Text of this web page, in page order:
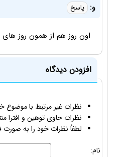
و: پاسخ
اون روز هم از همون روز
افزودن دیدگاه
نظرات غیر مرتبط با موضوع
نظرات حاوی توهین و افترا
لطفاً نظرات خود را به صورت
نام: